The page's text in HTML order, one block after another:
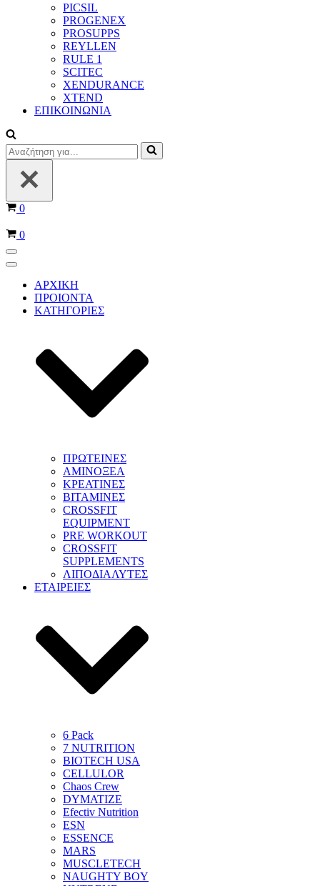
PICSIL
PROGENEX
PROSUPPS
REYLLEN
RULE 1
SCITEC
XENDURANCE
XTEND
ΕΠΙΚΟΙΝΩΝΙΑ
Αναζήτηση
για...
Καλάθι
0
Καλάθι
0
Μενού
πλοήγησης
Μενού
πλοήγησης
ΑΡΧΙΚΗ
ΠΡΟΙΟΝΤΑ
ΚΑΤΗΓΟΡΙΕΣ
ΠΡΩΤΕΙΝΕΣ
ΑΜΙΝΟΞΕΑ
ΚΡΕΑΤΙΝΕΣ
ΒΙΤΑΜΙΝΕΣ
CROSSFIT
EQUIPMENT
PRE WORKOUT
CROSSFIT
SUPPLEMENTS
ΛΙΠΟΔΙΑΛΥΤΕΣ
ΕΤΑΙΡΕΙΕΣ
6 Pack
7 NUTRITION
BIOTECH USA
CELLULOR
Chaos Crew
DYMATIZE
Efectiv Nutrition
ESN
ESSENCE
MARS
MUSCLETECH
NAUGHTY BOY